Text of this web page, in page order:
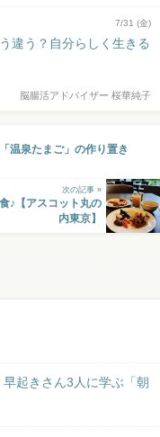
7/31 (金)
違う？自分らしく生きる
脳腸活アドバイザー 桜華純子
温泉たまご」の作り置き
次の記事 »
♪【アスコット丸の
内東京】
起きさん3人に学ぶ「朝